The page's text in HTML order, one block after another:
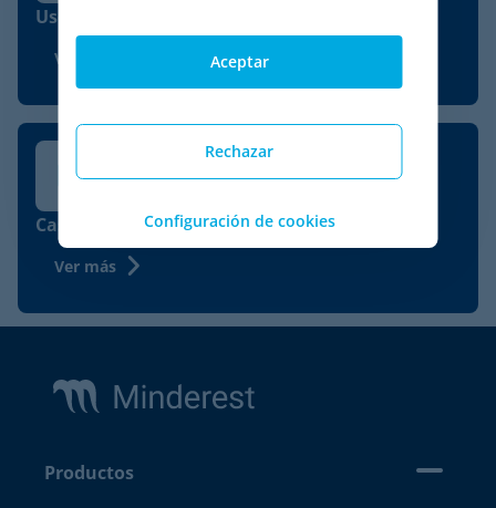
Use Case - In-Page Price Intelligence
Ver más
Case Study – MasOrange
Ver más
Rechazar
Aceptar
Configuración de cookies
Productos